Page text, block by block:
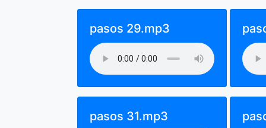
pasos 29.mp3
pasos 31.mp3